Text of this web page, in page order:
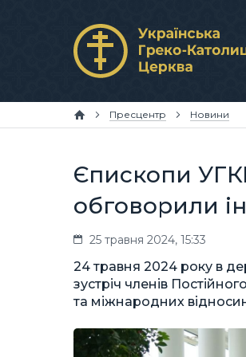
Пресцентр Новини
Єпископи
обговорили
25 травня 2024, 15:33
24 травня 2024 року в
зустріч членів
та міжнародних